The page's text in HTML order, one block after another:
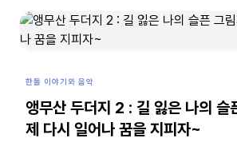
한돌 이야기와 음악
앵무산 두더지 2 : 길 잃은 나의 슬픈
제 다시 일어나 꿈을 지피자~